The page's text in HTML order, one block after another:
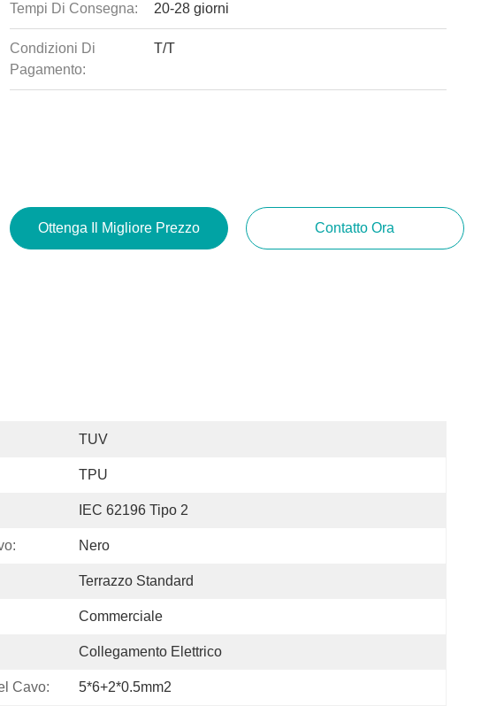
Tempi Di Consegna: 20-28 giorni
Condizioni Di
Pagamento:
T/T
Ottenga Il Migliore Prezzo Contatto Ora
TUV
TPU
IEC 62196 Tipo 2
Nero
Terrazzo Standard
Commerciale
Collegamento Elettrico
Cavo: 5*6+2*0.5mm2